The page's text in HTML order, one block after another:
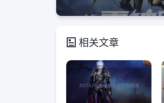
相关文章